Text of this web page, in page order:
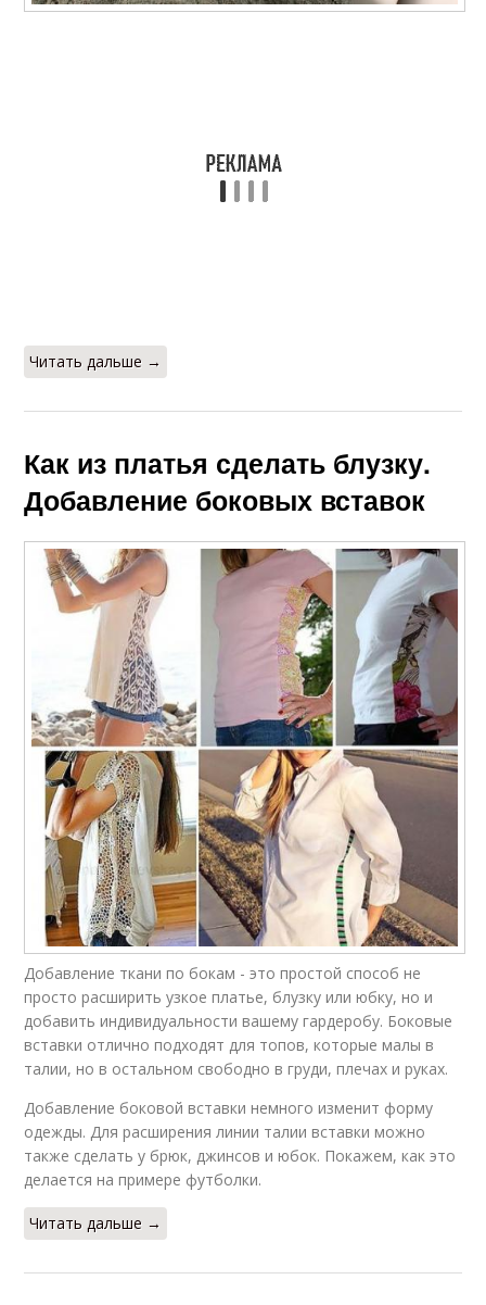
Читать дальше →
Как из платья сделать блузку.
Добавление боковых вставок
Добавление ткани по бокам - это простой способ не
просто расширить узкое платье, блузку или юбку, но и
добавить индивидуальности вашему гардеробу. Боковые
вставки отлично подходят для топов, которые малы в
талии, но в остальном свободно в груди, плечах и руках.
Добавление боковой вставки немного изменит форму
одежды. Для расширения линии талии вставки можно
также сделать у брюк, джинсов и юбок. Покажем, как это
делается на примере футболки.
Читать дальше →